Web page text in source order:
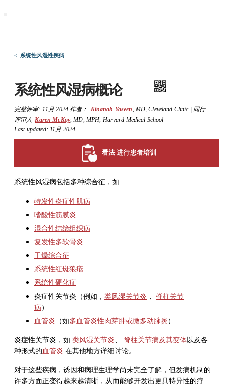
< 系统性风湿性疾病
系统性风湿病概论
完整评审: 11月 2024作者： Kinanah Yaseen MD ,Cleveland Clinic| 同行
评审人
Karen McKoy, MD, MPH Harvard Medical School
Last updated: 11月 2024
看法 进行患者培训
系统性风湿病包括多种综合征，如
特发性炎症性肌病
嗜酸性筋膜炎
混合性结缔组织病
复发性多软骨炎
干燥综合征
系统性红斑狼疮
系统性硬化症
炎症性关节炎（例如， 类风湿关节炎 ， 脊柱关节
病 ）
血管炎 （如多血管炎性肉芽肿或微多动脉炎 ）
炎症性关节炎，如 类风湿关节炎、 脊柱关节病及其变体以及各
种形式的 血管炎 在其他地方详细讨论。
对于这些疾病，诱因和病理生理学尚未完全了解，但发病机制的
许多方面正变得越来越清晰，从而能够开发出更具特异性的疗